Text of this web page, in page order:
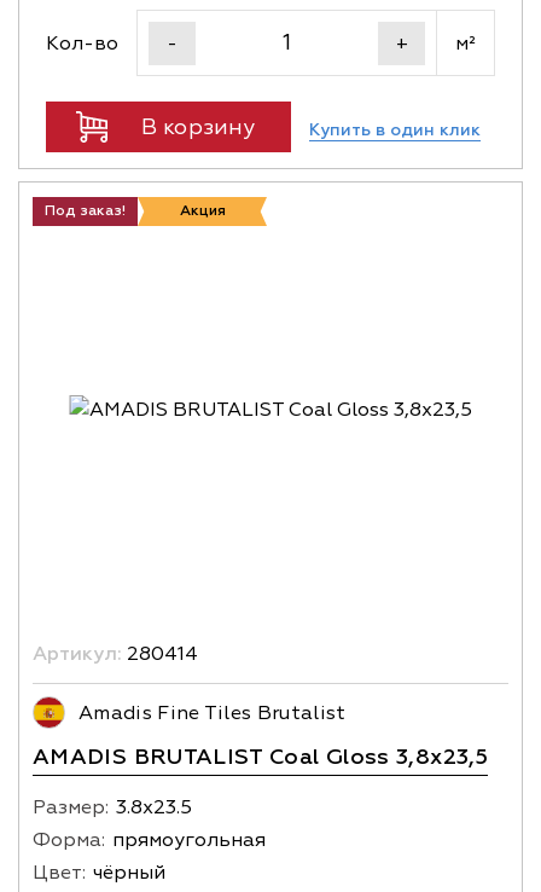
Кол-во - + м²
В корзину Купить в один клик
Под заказ! Акция
Артикул: 280414
Amadis Fine Tiles Brutalist
AMADIS BRUTALIST Coal Gloss 3,8х23,5
Размер: 3.8х23.5
Форма: прямоугольная
Цвет: чёрный